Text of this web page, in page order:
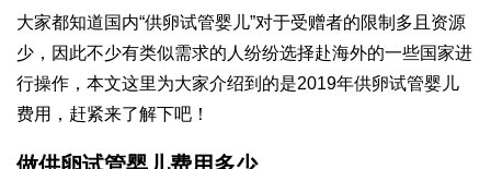
大家都知道国内“供卵试管婴儿”对于受赠者的限制多且资源
少，因此不少有类似需求的人纷纷选择赴海外的一些国家进
行操作，本文这里为大家介绍到的是2019年供卵试管婴儿
费用，赶紧来了解下吧！